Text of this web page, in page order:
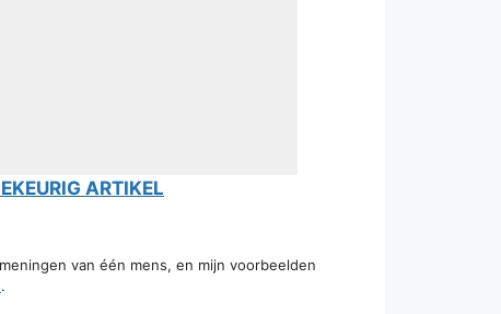
ARTIKEL
van één mens, en mijn voorbeelden
.